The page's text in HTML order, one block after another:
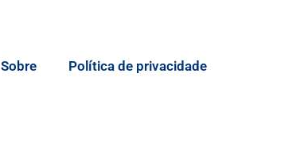
Sobre Política de privacidade